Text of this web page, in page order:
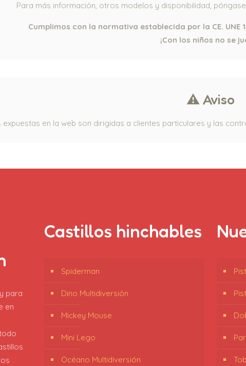
Para más información, otros modelos y disponibilidad,
Cumplimos con la normativa establecida por la CE.
¡Con los niños no se
⚠ Aviso
expuestas en la web son dirigidas a clientes particulares y las
para
en
Castillos hinchables
Spiderman
Dino Multidiversión
Mickey Mouse
Mini Lego
Océano Multidiversión